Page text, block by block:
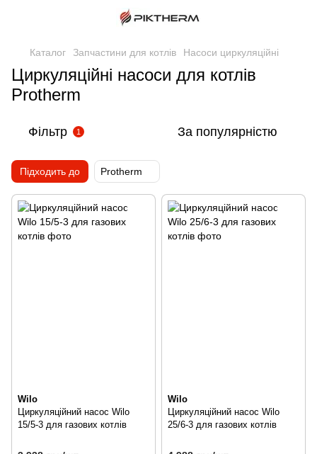
Каталог Запчастини для котлів Насоси циркуляційні
Циркуляційні насоси для котлів
Protherm
Фільтр 1 За популярністю
Підходить до Protherm
Wilo
Циркуляційний насос Wilo
15/5-3 для газових котлів
Wilo
Циркуляційний насос Wilo
25/6-3 для газових котлів